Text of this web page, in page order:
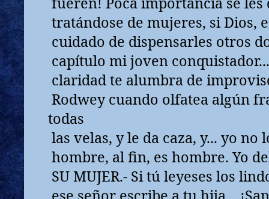
tratándose de mujeres, si Dios,
cuidado de dispensarles otros
capítulo mi joven
claridad te alumbra de
Rodwey cuando olfatea algún
todas
las velas, y le da caza, y... yo no
hombre, al fin, es hombre. Yo
SU MUJER.- Si tú leyeses los